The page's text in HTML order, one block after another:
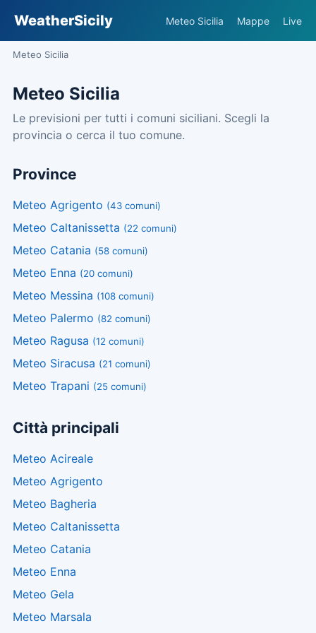
WeatherSicily Meteo Sicilia Mappe Live
Meteo Sicilia
Meteo Sicilia
Le previsioni per tutti i comuni siciliani. Scegli la
provincia o cerca il tuo comune.
Province
Meteo Agrigento (43 comuni)
Meteo Caltanissetta (22 comuni)
Meteo Catania (58 comuni)
Meteo Enna (20 comuni)
Meteo Messina (108 comuni)
Meteo Palermo (82 comuni)
Meteo Ragusa (12 comuni)
Meteo Siracusa (21 comuni)
Meteo Trapani (25 comuni)
Città principali
Meteo Acireale
Meteo Agrigento
Meteo Bagheria
Meteo Caltanissetta
Meteo Catania
Meteo Enna
Meteo Gela
Meteo Marsala